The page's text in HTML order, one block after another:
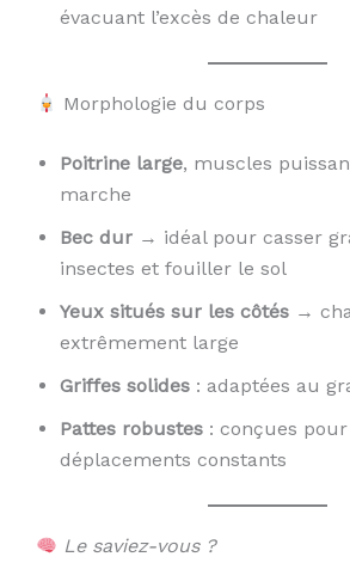
évacuant l’excès de chaleur
Morphologie du corps
Poitrine large, muscles
marche
Bec dur → idéal pour casser
insectes et fouiller le sol
Yeux situés sur les côtés →
extrêmement large
Griffes solides : adaptées au
Pattes robustes : conçues pour
déplacements constants
Le saviez-vous ?